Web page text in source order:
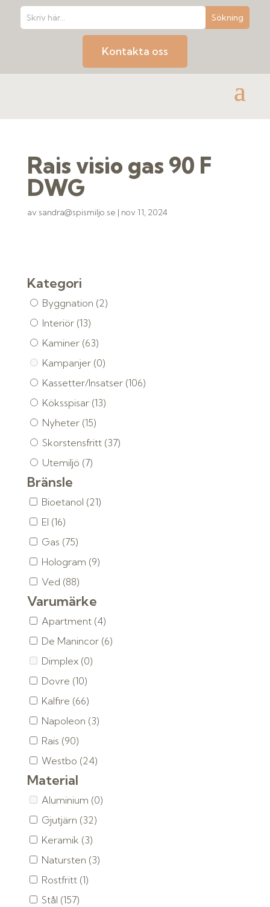
Kontakta oss
Rais visio gas 90 F
DWG
av sandra@spismiljo.se | nov 11, 2024
Kategori
Byggnation (2)
Interiör (13)
Kaminer (63)
Kampanjer (0)
Kassetter/Insatser (106)
Köksspisar (13)
Nyheter (15)
Skorstensfritt (37)
Utemiljö (7)
Bränsle
Bioetanol (21)
El (16)
Gas (75)
Hologram (9)
Ved (88)
Varumärke
Apartment (4)
De Manincor (6)
Dimplex (0)
Dovre (10)
Kalfire (66)
Napoleon (3)
Rais (90)
Westbo (24)
Material
Aluminium (0)
Gjutjärn (32)
Keramik (3)
Natursten (3)
Rostfritt (1)
Stål (157)